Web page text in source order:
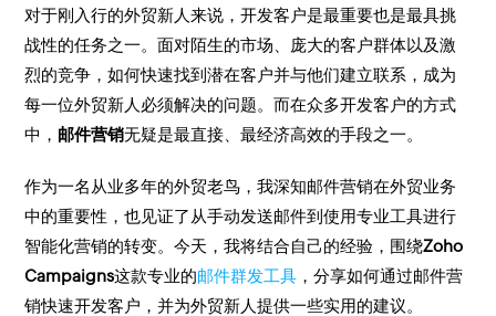
对于刚入行的外贸新人来说，开发客户是最重要也是最具挑
战性的任务之一。面对陌生的市场、庞大的客户群体以及激
烈的竞争，如何快速找到潜在客户并与他们建立联系，成为
每一位外贸新人必须解决的问题。而在众多开发客户的方式
中， 邮件营销无疑是最直接、最经济高效的手段之一。
作为一名从业多年的外贸老鸟，我深知邮件营销在外贸业务
中的重要性，也见证了从手动发送邮件到使用专业工具进行
智能化营销的转变。今天，我将结合自己的经验，围绕Zoho
Campaigns这款专业的邮件群发工具 ，分享如何通过邮件营
销快速开发客户，并为外贸新人提供一些实用的建议。